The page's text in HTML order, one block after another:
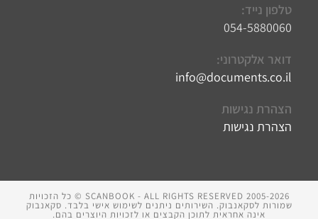
טלפון נייד:
054-5880060
דואר אלקטרוני:
info@documents.co.il
הצהרת נגישות
הצהרת נגישות
SCANBOOK - ALL RIGHTS RESERVED 2005-2026 © כל הזכויות
שמורות לסקאנבוק. השירותים ניתנים לשימוש אישי בלבד. סקאנבוק
אינה אחראית לתוכן הקבצים או לזכויות היוצרים בהם.